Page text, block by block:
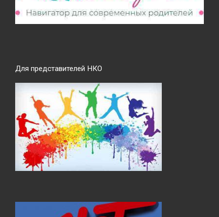
Для представителей НКО